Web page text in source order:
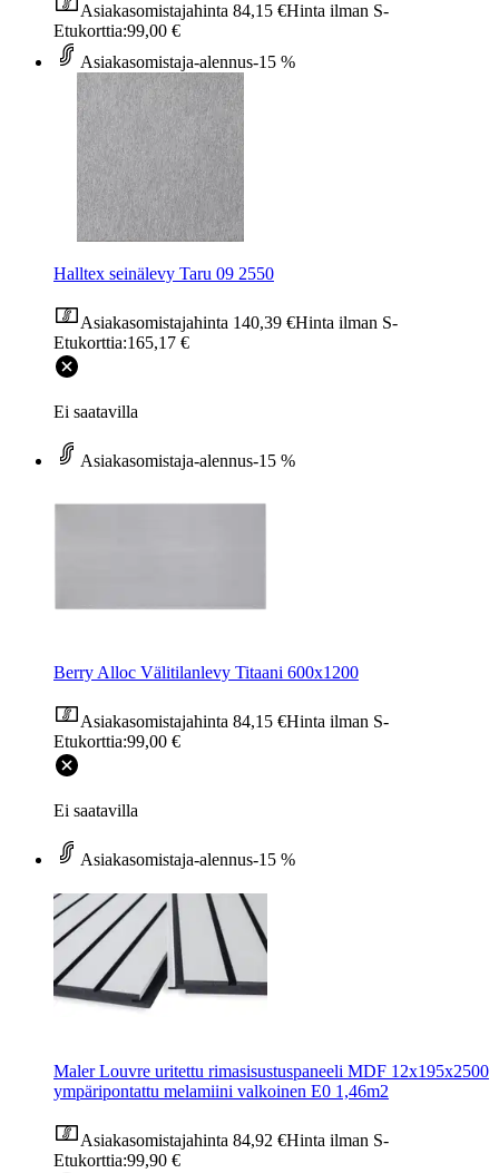
Asiakasomistajahinta 84,15 €Hinta ilman S-
Etukorttia:99,00 €
Asiakasomistaja-alennus-15 %
Halltex seinälevy Taru 09 2550
Asiakasomistajahinta 140,39 €Hinta ilman S-
Etukorttia:165,17 €
Ei saatavilla
Asiakasomistaja-alennus-15 %
Berry Alloc Välitilanlevy Titaani 600x1200
Asiakasomistajahinta 84,15 €Hinta ilman S-
Etukorttia:99,00 €
Ei saatavilla
Asiakasomistaja-alennus-15 %
Maler Louvre uritettu rimasisustuspaneeli MDF 12x195x2500
ympäripontattu melamiini valkoinen E0 1,46m2
Asiakasomistajahinta 84,92 €Hinta ilman S-
Etukorttia:99,90 €